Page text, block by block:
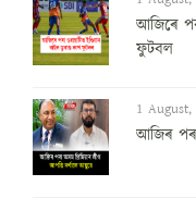
আজিৰে
ফুটবল
1 August,
আজিৰ